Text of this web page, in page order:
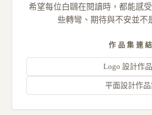
希望每位白鷗在閱讀時，都能感
些轉彎、期待與不安並不
作品集連結
Logo 設計作
平面設計作品